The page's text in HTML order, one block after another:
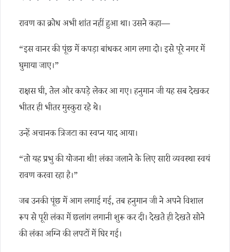
रावण का क्रोध अभी शांत नहीं हुआ था। उसने कहा—
“इस वानर की पूंछ में कपड़ा बांधकर आग लगा दो। इसे पूरे नगर में
घुमाया जाए।”
राक्षस घी, तेल और कपड़े लेकर आ गए। हनुमान जी यह सब देखकर
भीतर ही भीतर मुस्कुरा रहे थे।
उन्हें अचानक त्रिजटा का स्वप्न याद आया।
“तो यह प्रभु की योजना थी! लंका जलाने के लिए सारी व्यवस्था स्वयं
रावण करवा रहा है।”
जब उनकी पूंछ में आग लगाई गई, तब हनुमान जी ने अपने विशाल
रूप से पूरी लंका में छलांग लगानी शुरू कर दी। देखते ही देखते सोने
की लंका अग्नि की लपटों में घिर गई।